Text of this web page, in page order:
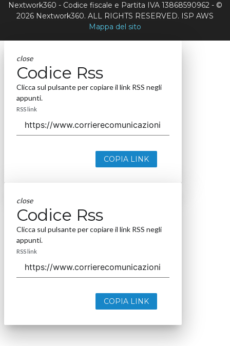
Nextwork360 - Codice fiscale e Partita IVA 13868590962 - ©
2026 Nextwork360. ALL RIGHTS RESERVED. ISP AWS
Mappa del sito
close
Codice Rss
Clicca sul pulsante per copiare il link RSS negli
appunti.
RSS link
COPIA LINK
close
Codice Rss
Clicca sul pulsante per copiare il link RSS negli
appunti.
RSS link
COPIA LINK